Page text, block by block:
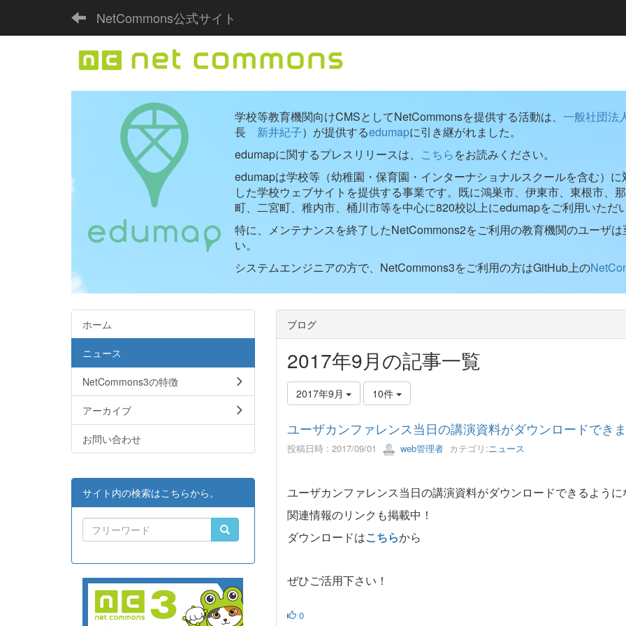
NetCommons公式サイト
学校等教育機関向けCMSとしてNetCommonsを提供する活動は、 一般社団法
長 新井紀子）が提供するedumapに引き継がれました。
edumapに関するプレスリリースは、 こちらをお読みください。
edumapは学校等（幼稚園・保育園・インターナショナルスクールを含む）
した学校ウェブサイトを提供する事業です。既に鴻巣市、伊東市、東根市、
町、二宮町、稚内市、桶川市等を中心に820校以上にedumapをご利用いただ
特に、メンテナンスを終了したNetCommons2をご利用の教育機関のユーザ
い。
システムエンジニアの方で、NetCommons3をご利用の方はGitHub上の
ブログ
2017年9月の記事一覧
2017年9月 10件
ユーザカンファレンス当日の講演資料がダウンロードでき
投稿日時 : 2017/09/01 web管理者カテゴリ:ニュース
ユーザカンファレンス当日の講演資料がダウンロードできるように
関連情報のリンクも掲載中！
ダウンロードはこちらから
ぜひご活用下さい！
0
ホーム
ニュース
NetCommons3の特徴
アーカイブ
お問い合わせ
サイト内の検索はこちらから。